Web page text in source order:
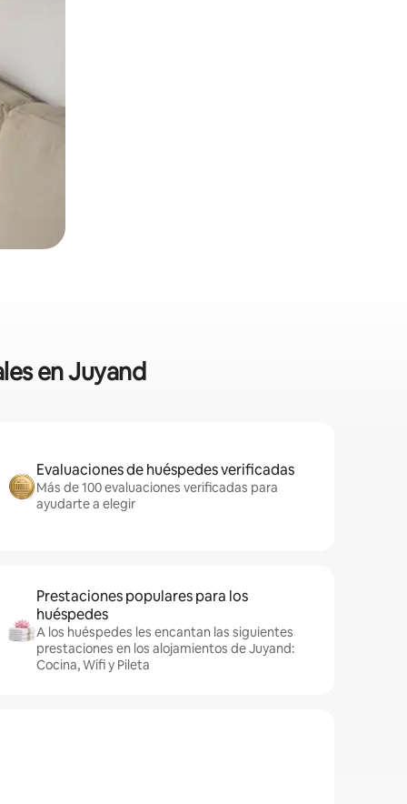
en Juyand
Evaluaciones de huéspedes verificadas
Más de 100 evaluaciones verificadas para
ayudarte a elegir
Prestaciones populares para los
huéspedes
A los huéspedes les encantan las siguientes
prestaciones en los alojamientos de Juyand:
Cocina, Wifi y Pileta